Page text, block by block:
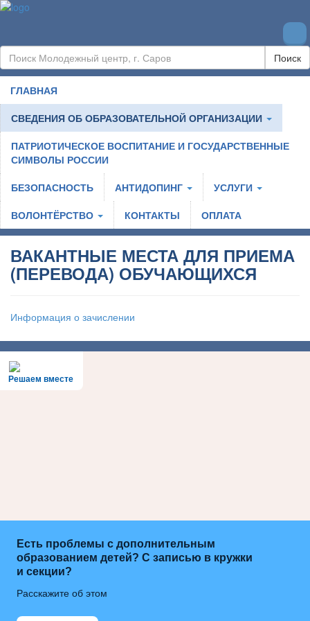
Поиск
ГЛАВНАЯ
СВЕДЕНИЯ ОБ ОБРАЗОВАТЕЛЬНОЙ ОРГАНИЗАЦИИ
ПАТРИОТИЧЕСКОЕ ВОСПИТАНИЕ И ГОСУДАРСТВЕННЫЕ
СИМВОЛЫ РОССИИ
БЕЗОПАСНОСТЬ
АНТИДОПИНГ
УСЛУГИ
ВОЛОНТЁРСТВО
КОНТАКТЫ ОПЛАТА
ВАКАНТНЫЕ МЕСТА ДЛЯ ПРИЕМА
(ПЕРЕВОДА) ОБУЧАЮЩИХСЯ
Информация о зачислении
Решаем вместе
Есть проблемы с дополнительным
образованием детей? С записью в кружки
и секции?
Расскажите об этом